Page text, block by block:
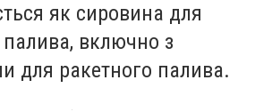
як сировина для
включно з
для ракетного палива.